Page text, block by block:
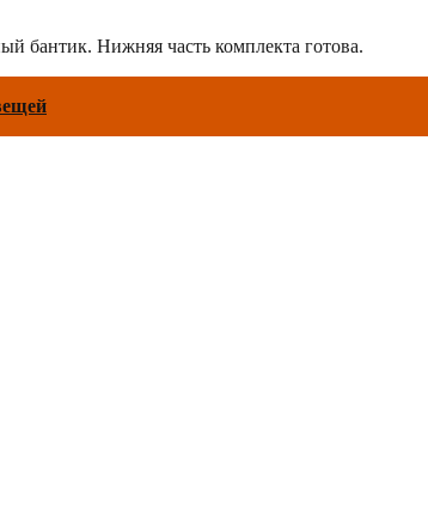
бантик. Нижняя часть комплекта готова.